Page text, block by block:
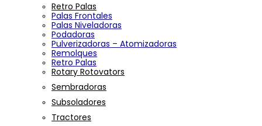
Retro Palas
Palas Frontales
Palas Niveladoras
Podadoras
Pulverizadoras – Atomizadoras
Remolques
Retro Palas
Rotary Rotovators
Sembradoras
Subsoladores
Tractores